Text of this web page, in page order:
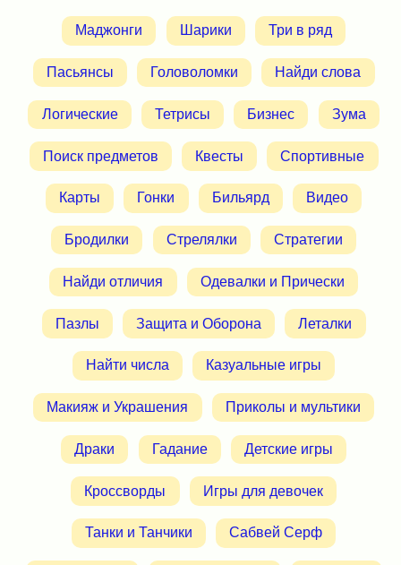
Маджонги Шарики Три в ряд
Пасьянсы Головоломки Найди слова
Логические Тетрисы Бизнес Зума
Поиск предметов Квесты Спортивные
Карты Гонки Бильярд Видео
Бродилки Стрелялки Стратегии
Найди отличия Одевалки и Прически
Пазлы Защита и Оборона Леталки
Найти числа Казуальные игры
Макияж и Украшения Приколы и мультики
Драки Гадание Детские игры
Кроссворды Игры для девочек
Танки и Танчики Сабвей Серф